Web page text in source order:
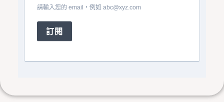
請輸入您的 email，例如 abc@xyz.com
訂閱